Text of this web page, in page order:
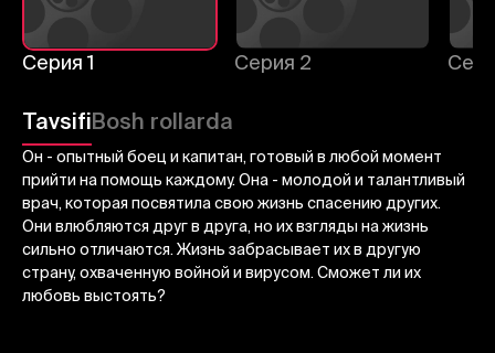
Серия 1 Серия 2
TavsifiBosh rollarda
Он - опытный боец и капитан, готовый в любой момент
прийти на помощь каждому. Она - молодой и талантливый
врач, которая посвятила свою жизнь спасению других.
Они влюбляются друг в друга, но их взгляды на жизнь
сильно отличаются. Жизнь забрасывает их в другую
страну, охваченную войной и вирусом. Сможет ли их
любовь выстоять?